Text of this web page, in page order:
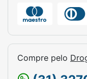
Compre pelo